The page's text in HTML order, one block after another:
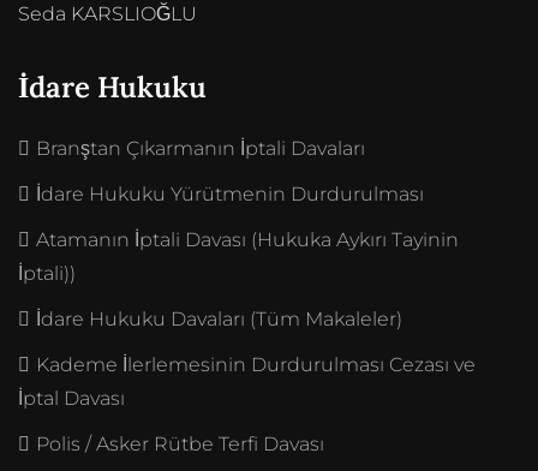
Seda KARSLIOĞLU
İdare Hukuku
Branştan Çıkarmanın İptali Davaları
İdare Hukuku Yürütmenin Durdurulması
Atamanın İptali Davası (Hukuka Aykırı Tayinin
İptali))
İdare Hukuku Davaları (Tüm Makaleler)
Kademe İlerlemesinin Durdurulması Cezası ve
İptal Davası
Polis / Asker Rütbe Terfi Davası